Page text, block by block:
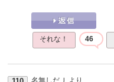
それな！ 46
名無しだＪ より